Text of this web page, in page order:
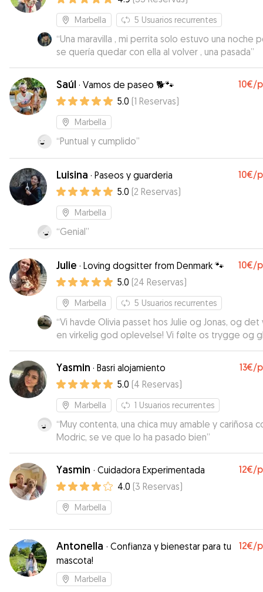
Marbella 5 Usuarios recurrentes
“Una maravilla , mi perrita solo estuvo una noche
se quería quedar con ella al volver , una pasada”
Saúl · Vamos de paseo 🐕🐾 10€/
5.0 (1 Reservas)
Marbella
“Puntual y cumplido”
Luisina · Paseos y guarderia 10€/
5.0 (2 Reservas)
Marbella
“Genial”
Julie · Loving dogsitter from Denmark 🐾 10€/
5.0 (24 Reservas)
Marbella 5 Usuarios recurrentes
“Vi havde Olivia passet hos Julie og Jonas, og det
en virkelig god oplevelse! Vi følte os trygge og
for pasningen, da det var tydeligt, at de tog
alt og havde stor omsorg for Olivia. Det var også så
fint at kunne følge med på Instagram og se
hvordan hun havde det – de er hundeelskere!
virkede både glad og afslappet, da vi hentede
Vi kan varmt anbefale Julie og Jonas som
hundepassere!”
Yasmin · Basri alojamiento 13€/
5.0 (4 Reservas)
Marbella 1 Usuarios recurrentes
“Muy contenta, una chica muy amable y cariñosa
Modric, se ve que lo ha pasado bien”
Yasmin · Cuidadora Experimentada 12€/
4.0 (3 Reservas)
Marbella
Antonella · Confianza y bienestar para tu
mascota!
12€/
Marbella